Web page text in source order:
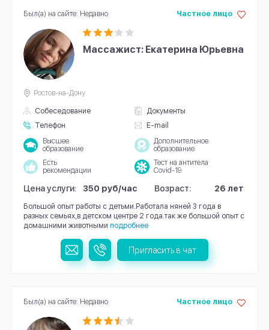
Массажист: Екатерина Юрьевна
Собеседование
Документы
Телефон
E-mail
Частное лицо
Ростов-на-Дону
Высшее
образование
Дополнительное
образование
Есть
рекомендации
Тест на антитела
Covid-19
Цена услуги: 350 руб/час Возраст: 26 лет
Большой опыт работы с детьми.Работала няней 3 года в
разных семьях,в детском центре 2 года.так же большой опыт с
домашними животными подробнее
Был(а) на сайте: Недавно
Пригласить в чат
Частное лицо
Был(а) на сайте: Недавно